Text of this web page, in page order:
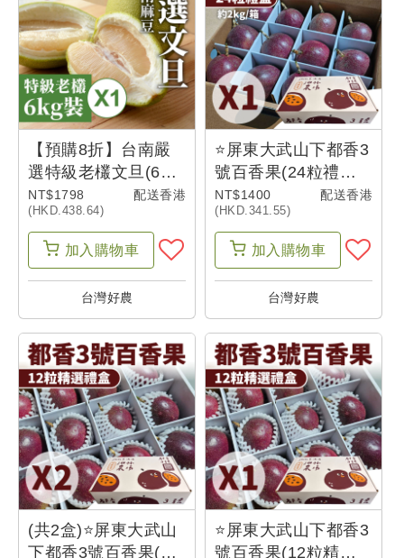
車
我
的
訂
單
我
折
券
我
的
收
藏
【預購8折】台南嚴
選特級老欉文旦(6公
斤)-香港@
NT$1798 配送香港
(HKD.438.64)
加入 購物車
台灣好農
⭐屏東大武山下都香3
號百香果(24粒禮盒)
(2公斤)-香港
NT$1400 配送香港
(HKD.341.55)
加入 購物車
台灣好農
(共2盒)⭐屏東大武山
下都香3號百香果(12
⭐屏東大武山下都香3
號百香果(12粒精選